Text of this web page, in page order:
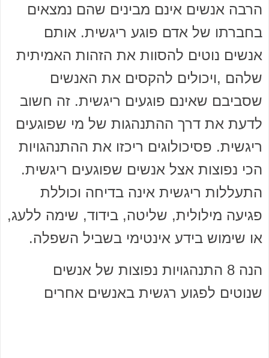
הרבה אנשים אינם מבינים שהם נמצאים
בחברתו של אדם פוגע ריגשית. אותם
אנשים נוטים להסוות את הזהות האמיתית
שלהם ,ויכולים להקסים את האנשים
שסביבם שאינם פוגעים ריגשית. זה חשוב
לדעת את דרך ההתנהגות של מי שפוגעים
ריגשית. פסיכולוגים ריכזו את ההתנהגויות
הכי נפוצות אצל אנשים שפוגעים ריגשית.
התעללות ריגשית אינה בדיחה וכוללת
פגיעה מילולית, שליטה, בידוד, שימה ללעג,
או שימוש בידע אינטימי בשביל השפלה.
הנה 8 התנהגויות נפוצות של אנשים
שנוטים לפגוע רגשית באנשים אחרים